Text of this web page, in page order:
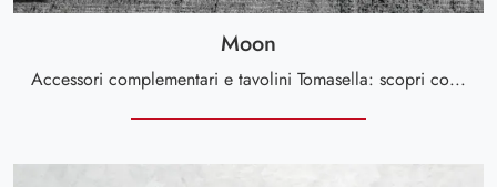
Moon
Accessori complementari e tavolini Tomasella: scopri come arricchire i tuoi interni moderni con il modello Moon.